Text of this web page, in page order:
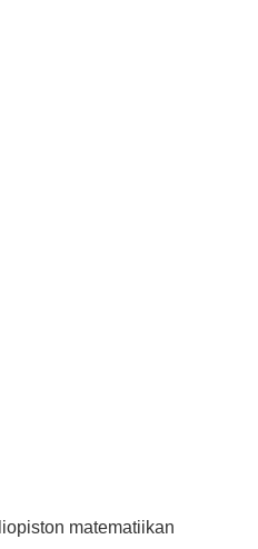
matematiikan